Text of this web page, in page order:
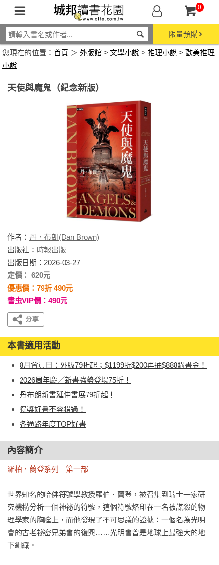
0
限量預購
您現在的位置： 首頁 ＞ 外版館 > 文學小說 > 推理小說 > 歐美推理
小說
天使與魔鬼（紀念新版）
作者： 丹．布朗(Dan Brown)
出版社： 時報出版
出版日期：2026-03-27
定價： 620元
優惠價：79折 490元
書虫VIP價：490元
本書適用活動
8月會員日：外版79折起；$1199折$200再抽$888購書金！
2026周年慶／新書強勢登場75折！
丹布朗新書延伸書展79折起！
得獎好書不容錯過！
各通路年度TOP好書
內容簡介
羅柏．蘭登系列　第一部
世界知名的哈佛符號學教授羅伯．蘭登，被召集到瑞士一家研
究機構分析一個神祕的符號，這個符號烙印在一名被謀殺的物
理學家的胸膛上，而他發現了不可思議的證據：一個名為光明
會的古老祕密兄弟會的復興……光明會曾是地球上最強大的地
下組織。